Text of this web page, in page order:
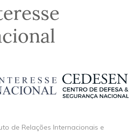
de Relações Internacionais e